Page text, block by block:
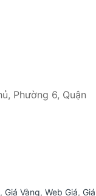
Phường 6, Quận
, Giá Vàng, Web Giá, Giá